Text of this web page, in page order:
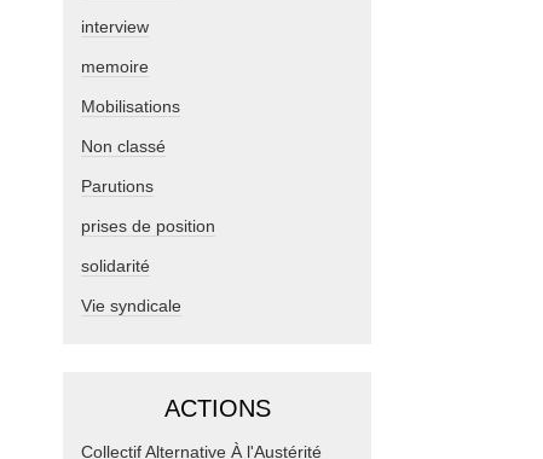
interview
memoire
Mobilisations
Non classé
Parutions
prises de position
solidarité
Vie syndicale
ACTIONS
Collectif Alternative À l'Austérité